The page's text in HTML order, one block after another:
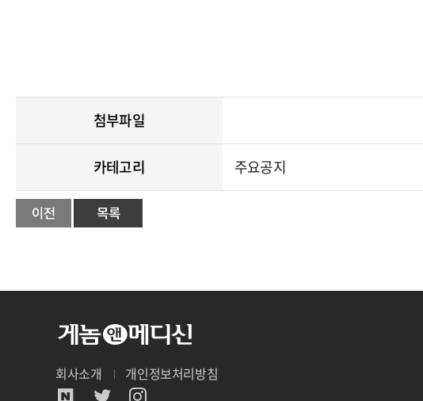
첨부파일
카테고리 주요공지
회사소개 개인정보처리방침